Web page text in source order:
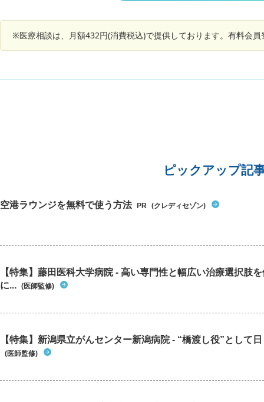
※医療相談は、月額432円(消費税込)で提供しております。有料会
ピックアップ記
空港ラウンジを無料で使う方法 PR (クレディセゾン)
【特集】藤田医科大学病院 - 高い専門性と幅広い治療選択肢
に... (医師監修)
【特集】新潟県立がんセンター新潟病院 - “橋渡し役”として
(医師監修)